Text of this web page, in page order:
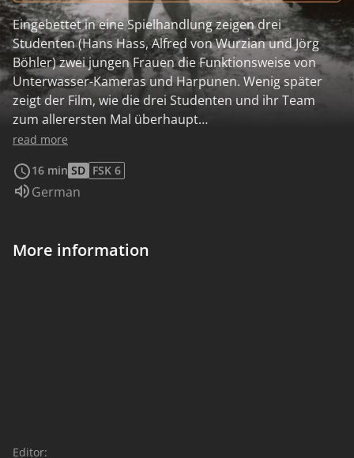
Eingebettet in eine Spielhandlung zeigen drei
Studenten (Hans Hass, Alfred von Wurzian und Jörg
Böhler) zwei jungen Frauen die Funktionsweise von
Unterwasser-Kameras und Harpunen. Wenig später
zeigt der Film, wie die drei Studenten und ihr Team
zum allerersten Mal überhaupt
Unterwasseraufnahmen mit Kameras machen. Dabei
Meeresbewohnern, sondern sogar einem
ausgewachsenem Hammerhai.
read more
16 min SD FSK 6
Audio language:
German
More information
Editor: